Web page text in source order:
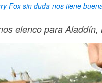
Fox sin duda nos tiene
elenco para